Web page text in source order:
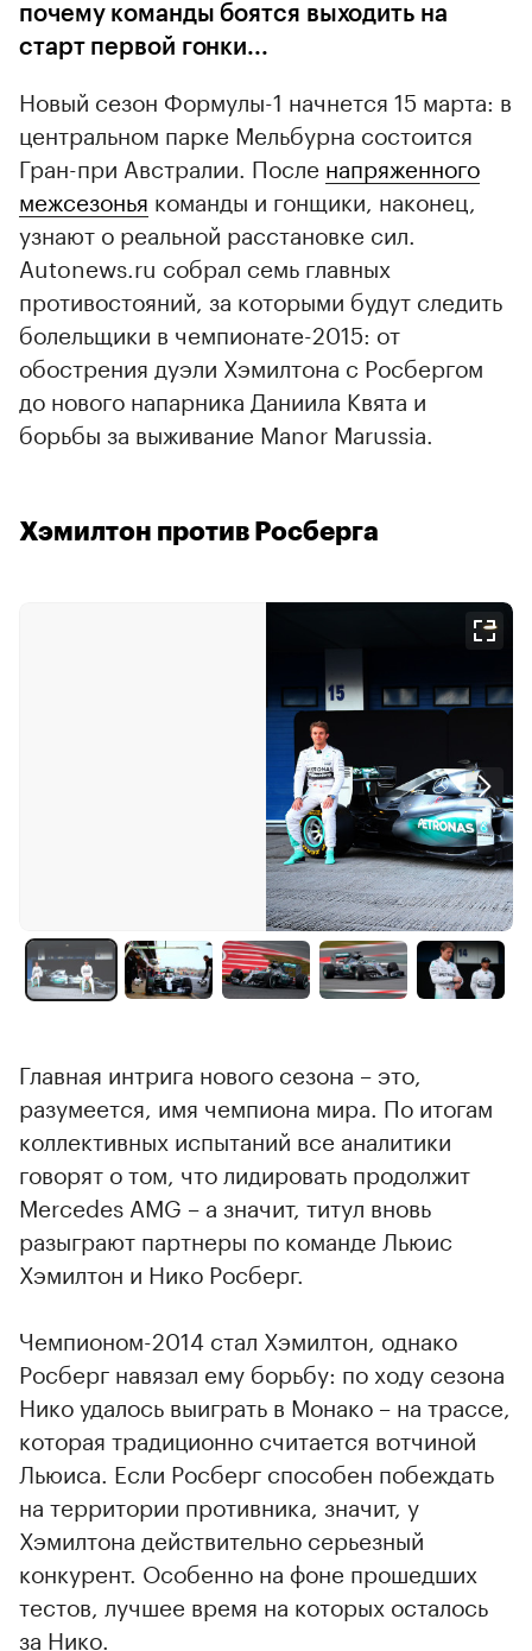
почему команды боятся выходить на
старт первой гонки...
Новый сезон Формулы-1 начнется 15 марта: в
центральном парке Мельбурна состоится
Гран-при Австралии. После напряженного
межсезонья команды и гонщики, наконец,
узнают о реальной расстановке сил.
Autonews.ru собрал семь главных
противостояний, за которыми будут следить
болельщики в чемпионате-2015: от
обострения дуэли Хэмилтона с Росбергом
до нового напарника Даниила Квята и
борьбы за выживание Manor Marussia.
Хэмилтон против Росберга
Главная интрига нового сезона – это,
разумеется, имя чемпиона мира. По итогам
коллективных испытаний все аналитики
говорят о том, что лидировать продолжит
Mercedes AMG – а значит, титул вновь
разыграют партнеры по команде Льюис
Хэмилтон и Нико Росберг.
Чемпионом-2014 стал Хэмилтон, однако
Росберг навязал ему борьбу: по ходу сезона
Нико удалось выиграть в Монако – на трассе,
которая традиционно считается вотчиной
Льюиса. Если Росберг способен побеждать
на территории противника, значит, у
Хэмилтона действительно серьезный
конкурент. Особенно на фоне прошедших
тестов, лучшее время на которых осталось
за Нико.